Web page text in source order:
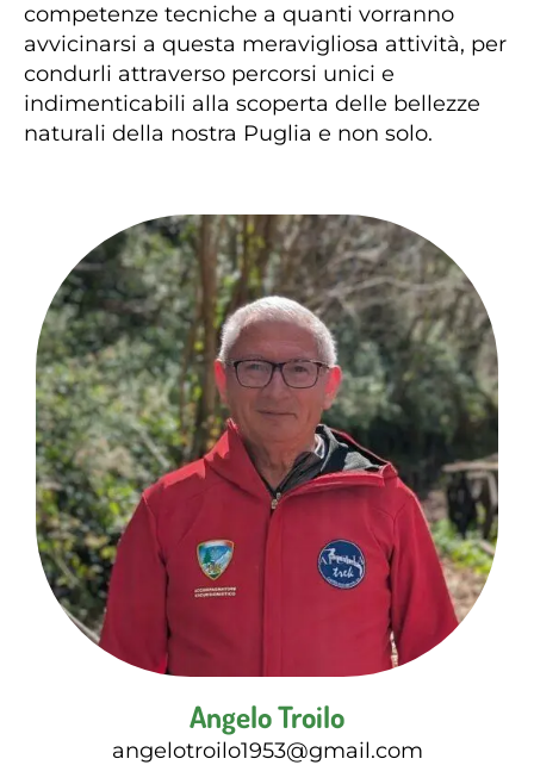
competenze tecniche a quanti vorranno
avvicinarsi a questa meravigliosa attività, per
condurli attraverso percorsi unici e
indimenticabili alla scoperta delle bellezze
naturali della nostra Puglia e non solo.
Angelo Troilo
angelotroilo1953@gmail.com